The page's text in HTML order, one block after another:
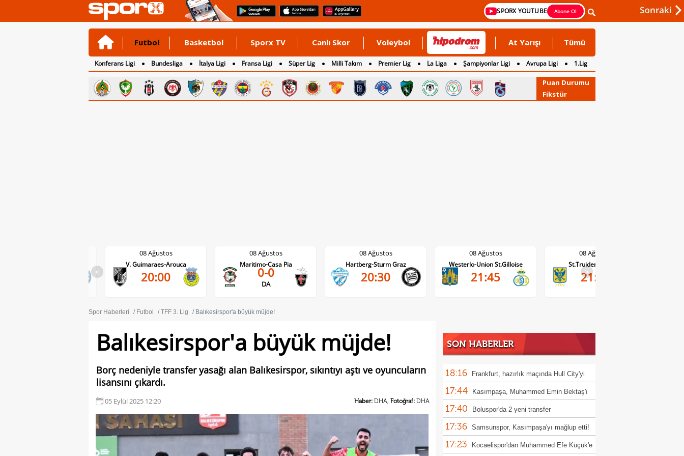
SPORX YOUTUBE Abone Ol
Futbol Basketbol Sporx TV Canlı Skor Voleybol At Yarışı Tümü
Konferans Ligi Bundesliga İtalya Ligi Fransa Ligi Süper Lig Milli Takım Premier Lig La Liga Şampiyonlar Ligi Avrupa Ligi
1.Lig
2. Lig
3. Lig
Puan Durumu
Fikstür
<
08 Ağustos
Maritimo-Casa Pia
0-0
DA
08 Ağustos
Hartberg-Sturm Graz
20:30
08 Ağustos
Westerlo-Union St.Gilloise
21:45
08 Ağustos
St.Truiden-Lommel
21:45
08 Ağustos
Standard Liege-Cercle Brugge
19:15
>
Spor Haberleri Futbol TFF 3. Lig Balıkesirspor'a büyük müjde!
Balıkesirspor'a büyük müjde!
Borç nedeniyle transfer yasağı alan Balıkesirspor, sıkıntıyı aştı ve oyuncuların
lisansını çıkardı.
05 Eylül 2025 12:20 Haber: DHA, Fotoğraf: DHA
SON HABERLER
18:16 Frankfurt, hazırlık maçında Hull City'yi
devirdi!
17:44 Kasımpaşa, Muhammed Emin Bektaş'ı
açıkladı!
17:40 Boluspor'da 2 yeni transfer
17:36 Samsunspor, Kasımpaşa'yı mağlup etti!
17:23 Kocaelispor'dan Muhammed Efe Küçük'e